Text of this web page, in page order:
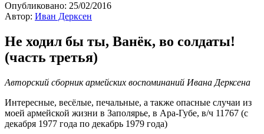
Опубликовано: 25/02/2016
Автор: Иван Дерксен
Не ходил бы ты, Ванёк, во солдаты!
(часть третья)
Авторский сборник армейских воспоминаний Ивана Дерксена
Интересные, весёлые, печальные, а также опасные случаи из
моей армейской жизни в Заполярье, в Ара-Губе, в/ч 11767 (с
декабря 1977 года по декабрь 1979 года)